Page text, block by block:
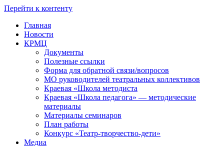
Перейти к контенту
Главная
Новости
КРМЦ
Документы
Полезные ссылки
Форма для обратной связи/вопросов
МО руководителей театральных коллективов
Краевая «Школа методиста
Краевая «Школа педагога» — методические
материалы
Материалы семинаров
План работы
Конкурс «Театр-творчество-дети»
Медиа